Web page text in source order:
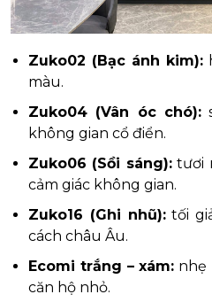
Zuko02 (Bạc ánh kim):
màu.
Zuko04 (Vân óc chó):
không gian cổ điển.
Zuko06 (Sồi sáng):tươi
cảm giác không gian.
Zuko16 (Ghi nhũ):tối
cách châu Âu.
Ecomi trắng – xám: nhẹ
căn hộ nhỏ.